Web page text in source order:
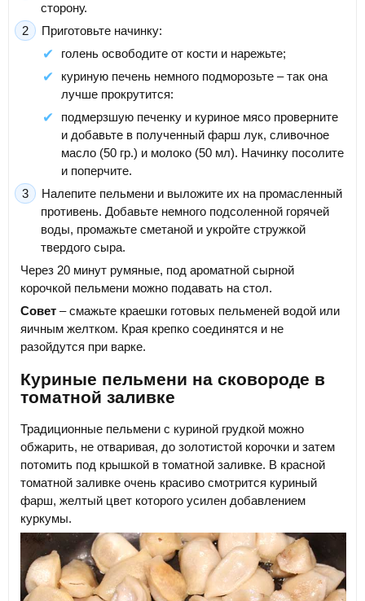
сторону.
Приготовьте начинку:
голень освободите от кости и нарежьте;
куриную печень немного подморозьте – так она
лучше прокрутится:
подмерзшую печенку и куриное мясо проверните
и добавьте в полученный фарш лук, сливочное
масло (50 гр.) и молоко (50 мл). Начинку посолите
и поперчите.
Налепите пельмени и выложите их на промасленный
противень. Добавьте немного подсоленной горячей
воды, промажьте сметаной и укройте стружкой
твердого сыра.
Через 20 минут румяные, под ароматной сырной
корочкой пельмени можно подавать на стол.
Совет – смажьте краешки готовых пельменей водой или
яичным желтком. Края крепко соединятся и не
разойдутся при варке.
Куриные пельмени на сковороде в
томатной заливке
Традиционные пельмени с куриной грудкой можно
обжарить, не отваривая, до золотистой корочки и затем
потомить под крышкой в томатной заливке. В красной
томатной заливке очень красиво смотрится куриный
фарш, желтый цвет которого усилен добавлением
куркумы.